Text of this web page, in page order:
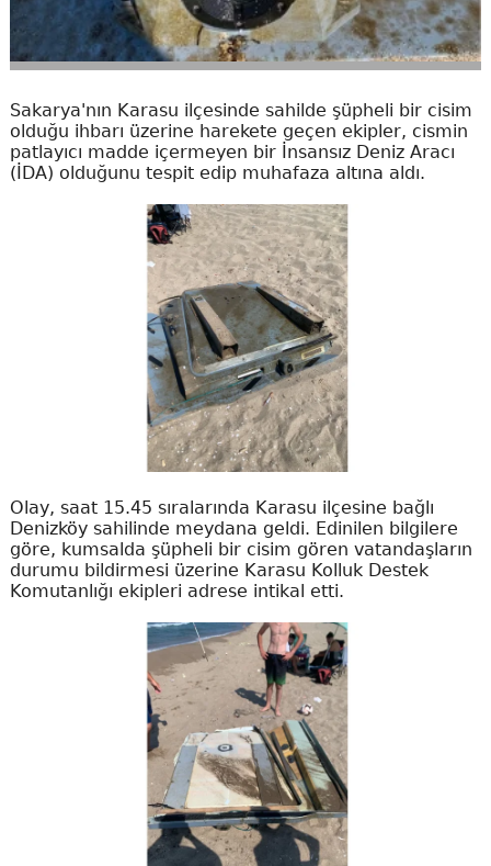
Sakarya'nın Karasu ilçesinde sahilde şüpheli bir cisim
olduğu ihbarı üzerine harekete geçen ekipler, cismin
patlayıcı madde içermeyen bir İnsansız Deniz Aracı
(İDA) olduğunu tespit edip muhafaza altına aldı.
Olay, saat 15.45 sıralarında Karasu ilçesine bağlı
Denizköy sahilinde meydana geldi. Edinilen bilgilere
göre, kumsalda şüpheli bir cisim gören vatandaşların
durumu bildirmesi üzerine Karasu Kolluk Destek
Komutanlığı ekipleri adrese intikal etti.